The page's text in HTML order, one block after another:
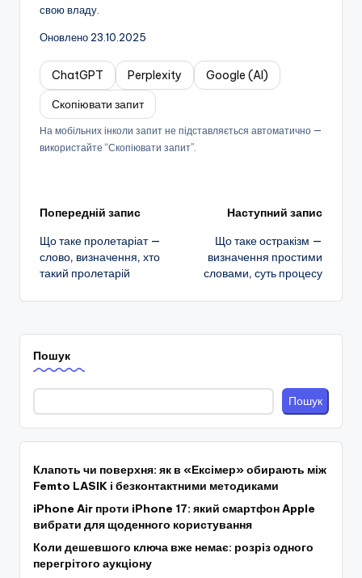
свою владу.
Оновлено 23.10.2025
ChatGPT Perplexity
Google (AI)
Скопіювати запит
На мобільних інколи запит не підставляється автоматично —
використайте “Скопіювати запит”.
Навігація
по
запису
Попередній запис
Що таке пролетаріат —
слово, визначення, хто
такий пролетарій
Наступний запис
Що таке остракізм —
визначення простими
словами, суть процесу
Пошук
Пошук
Клапоть чи поверхня: як в «Ексімер» обирають між
Femto LASIK і безконтактними методиками
iPhone Air проти iPhone 17: який смартфон Apple
вибрати для щоденного користування
Коли дешевшого ключа вже немає: розріз одного
перегрітого аукціону